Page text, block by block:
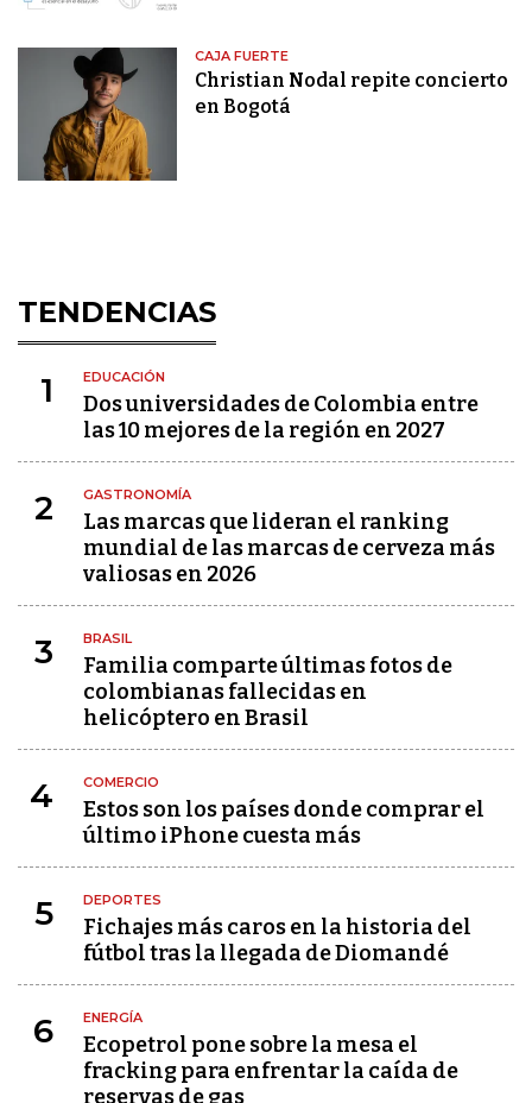
CAJA FUERTE
Christian Nodal repite concierto
en Bogotá
TENDENCIAS
1 EDUCACIÓN
Dos universidades de Colombia entre
las 10 mejores de la región en 2027
2 GASTRONOMÍA
Las marcas que lideran el ranking
mundial de las marcas de cerveza más
valiosas en 2026
3 BRASIL
Familia comparte últimas fotos de
colombianas fallecidas en
helicóptero en Brasil
4 COMERCIO
Estos son los países donde comprar el
último iPhone cuesta más
5 DEPORTES
Fichajes más caros en la historia del
fútbol tras la llegada de Diomandé
6 ENERGÍA
Ecopetrol pone sobre la mesa el
fracking para enfrentar la caída de
reservas de gas